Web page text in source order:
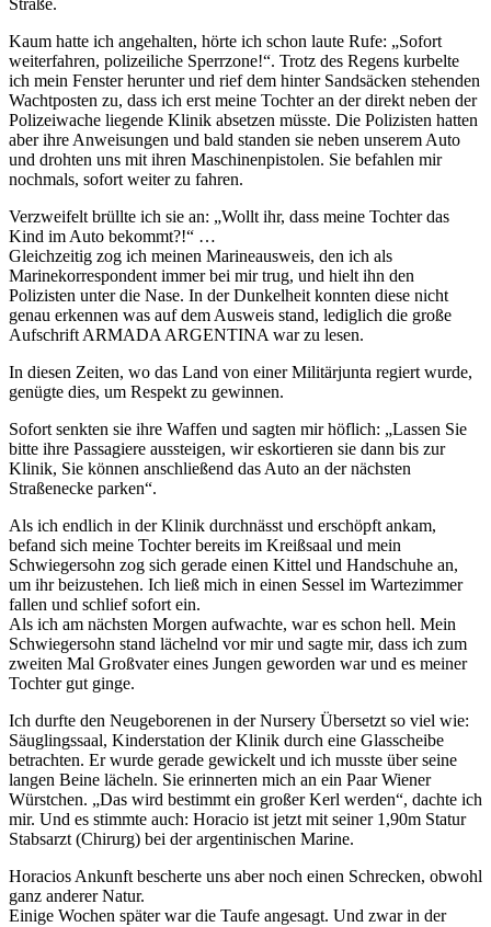
Straße.
Kaum hatte ich angehalten, hörte ich schon laute Rufe:
Sofort
weiterfahren, polizeiliche Sperrzone! . Trotz des Regens kurbelte
ich mein Fenster herunter und rief dem hinter Sandsäcken stehenden
Wachtposten zu, dass ich erst meine Tochter an der direkt neben der
Polizeiwache liegende Klinik absetzen müsste. Die Polizisten hatten
aber ihre Anweisungen und bald standen sie neben unserem Auto
und drohten uns mit ihren Maschinenpistolen. Sie befahlen mir
nochmals, sofort weiter zu fahren.
Verzweifelt brüllte ich sie an:
Wollt ihr, dass meine Tochter das
Kind im Auto bekommt?!
…
Gleichzeitig zog ich meinen Marineausweis, den ich als
Marinekorrespondent immer bei mir trug, und hielt ihn den
Polizisten unter die Nase. In der Dunkelheit konnten diese nicht
genau erkennen was auf dem Ausweis stand, lediglich die große
Aufschrift ARMADA ARGENTINA war zu lesen.
In diesen Zeiten, wo das Land von einer Militärjunta regiert wurde,
genügte dies, um Respekt zu gewinnen.
Sofort senkten sie ihre Waffen und sagten mir höflich:
Lassen Sie
bitte ihre Passagiere aussteigen, wir eskortieren sie dann bis zur
Klinik, Sie können anschließend das Auto an der nächsten
Straßenecke parken .
Als ich endlich in der Klinik durchnässt und erschöpft ankam,
befand sich meine Tochter bereits im Kreißsaal und mein
Schwiegersohn zog sich gerade einen Kittel und Handschuhe an,
um ihr beizustehen. Ich ließ mich in einen Sessel im Wartezimmer
fallen und schlief sofort ein.
Als ich am nächsten Morgen aufwachte, war es schon hell. Mein
Schwiegersohn stand lächelnd vor mir und sagte mir, dass ich zum
zweiten Mal Großvater eines Jungen geworden war und es meiner
Tochter gut ginge.
Ich durfte den Neugeborenen in derNursery Übersetzt so viel wie:
Säuglingssaal, Kinderstation der Klinik durch eine Glasscheibe
betrachten. Er wurde gerade gewickelt und ich musste über seine
langen Beine lächeln. Sie erinnerten mich an ein Paar Wiener
Würstchen.
Das wird bestimmt ein großer Kerl werden , dachte ich
mir. Und es stimmte auch: Horacio ist jetzt mit seiner 1,90m Statur
Stabsarzt (Chirurg) bei der argentinischen Marine.
Horacios Ankunft bescherte uns aber noch einen Schrecken, obwohl
ganz anderer Natur.
Einige Wochen später war die Taufe angesagt. Und zwar in der